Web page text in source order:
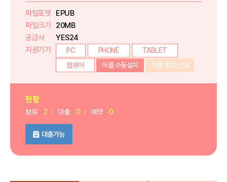
파일포맷
EPUB
파일크기
20MB
공급사
YES24
지원기기
PC PHONE
TABLET
웹뷰어
어플 수동설치 어플 설치 안내
현황
보유 2 대출 0 예약 0
대출가능